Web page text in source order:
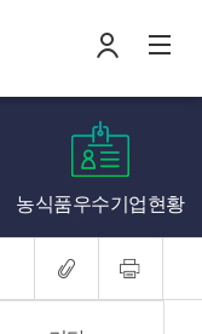
로 전
농식품우수기업현황